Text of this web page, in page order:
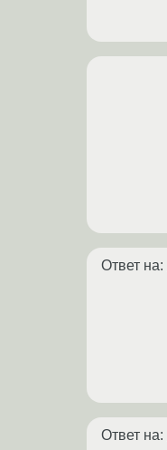
Ответ на:
Ответ на: